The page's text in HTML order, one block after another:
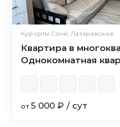
Курорты Сочи, Лазаревское
Квартира в
Однокомнатная
от 5 000 ₽ / сут